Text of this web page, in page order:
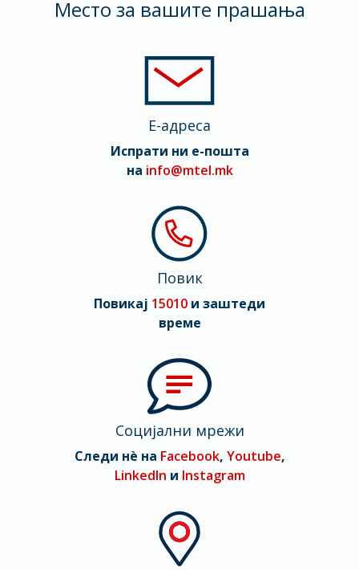
Тежина
149.6 x 71.5 x 7.95 mm
2G, 3G, 4G (LTE), 5G
Mесто за вашите прашања
E-адреса
Испрати ни е-пошта
на info@mtel.mk
Повик
Повикај 15010 и заштеди
време
Социјални мрежи
Следи нè на Facebook, Youtube,
LinkedIn и Instagram